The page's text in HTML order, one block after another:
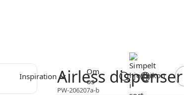
Inspiration
Om
os
Airless dispenser
PW-206207a-b